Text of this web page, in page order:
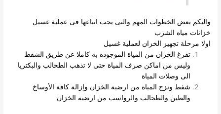
واليكم بعض الخطوات المهم والتى يجب اتباعها فى عملية غسيل
خزانات مياه الشرب
اولا مرحلة تجهيز الخزان لعملية غسيل
تفرغ الخزان من المياة الموجوده به كاملا عن طريق الشفط
وليس من اماكن صرف المياة حتى لا تذهب الطحالب والبكتريا
الى وصلات المياة
شفط ونزح المياة من ارضية الخزان وإزالة كافة الأوساخ
والطين والطحالب والرواسب من ارضية الخزان